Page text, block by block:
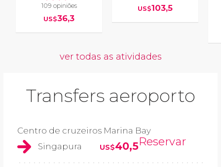
109 opiniões
US$36,3
US$103,5
ver todas as atividades
Transfers aeroporto
Centro de cruzeiros Marina Bay
Singapura
US$40,5Reservar